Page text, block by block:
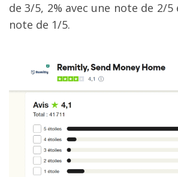
de 3/5, 2% avec une note de 2/5
note de 1/5.